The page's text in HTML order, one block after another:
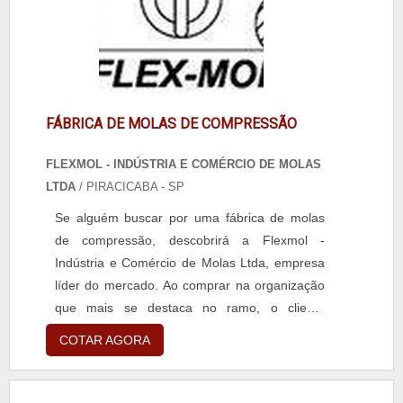
FÁBRICA DE MOLAS DE COMPRESSÃO
FLEXMOL - INDÚSTRIA E COMÉRCIO DE MOLAS
LTDA / PIRACICABA - SP
Se alguém buscar por uma fábrica de molas
de compressão, descobrirá a Flexmol -
Indústria e Comércio de Molas Ltda, empresa
líder do mercado. Ao comprar na organização
que mais se destaca no ramo, o cliente
receberá um atendimento de excelência e terá
a garantia de adquirir produtos que solucionem
COTAR AGORA